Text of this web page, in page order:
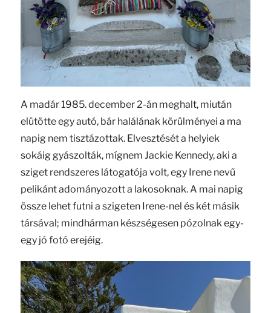
A madár 1985. december 2-án meghalt, miután
elütötte egy autó, bár halálának körülményei a ma
napig nem tisztázottak. Elvesztését a helyiek
sokáig gyászolták, mígnem Jackie Kennedy, aki a
sziget rendszeres látogatója volt, egy Irene nevű
pelikánt adományozott a lakosoknak. A mai napig
össze lehet futni a szigeten Irene-nel és két másik
társával; mindhárman készségesen pózolnak egy-
egy jó fotó erejéig.